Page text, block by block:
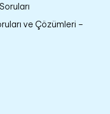
ve Çözümleri –